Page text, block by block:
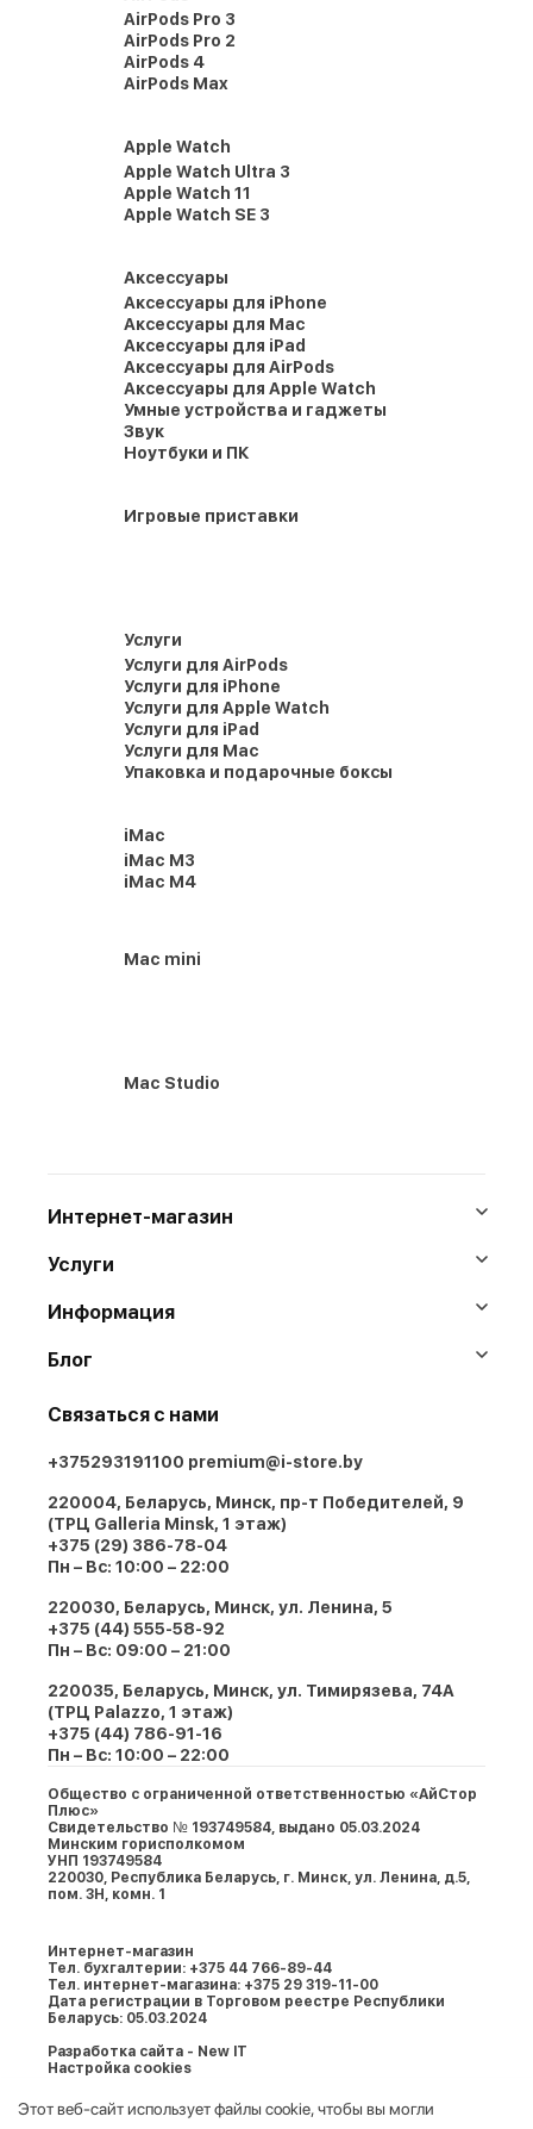
AirPods Pro 3
AirPods Pro 2
AirPods 4
AirPods Max
Apple Watch
Apple Watch Ultra 3
Apple Watch 11
Apple Watch SE 3
Аксессуары
Аксессуары для iPhone
Аксессуары для Mac
Аксессуары для iPad
Аксессуары для AirPods
Аксессуары для Apple Watch
Умные устройства и гаджеты
Звук
Ноутбуки и ПК
Игровые приставки
Услуги
Услуги для AirPods
Услуги для iPhone
Услуги для Apple Watch
Услуги для iPad
Услуги для Mac
Упаковка и подарочные боксы
iMac
iMac M3
iMac M4
Mac mini
Mac Studio
Интернет-магазин
Услуги
Информация
Блог
Связаться с нами
+375293191100 premium@i-store.by
220004, Беларусь, Минск, пр-т Победителей, 9
(ТРЦ Galleria Minsk, 1 этаж)
+375 (29) 386-78-04
Пн – Вс: 10:00 – 22:00
220030, Беларусь, Минск, ул. Ленина, 5
+375 (44) 555-58-92
Пн – Вс: 09:00 – 21:00
220035, Беларусь, Минск, ул. Тимирязева, 74A
(ТРЦ Palazzo, 1 этаж)
+375 (44) 786-91-16
Пн – Вс: 10:00 – 22:00
Общество с ограниченной ответственностью «АйСтор
Плюс»
Свидетельство № 193749584, выдано 05.03.2024
Минским горисполкомом
УНП 193749584
220030, Республика Беларусь, г. Минcк, ул. Ленина, д.5,
пом. 3Н, комн. 1
Интернет-магазин
Тел. бухгалтерии: +375 44 766-89-44
Тел. интернет-магазина: +375 29 319-11-00
Дата регистрации в Торговом реестре Республики
Беларусь: 05.03.2024
Разработка сайта - New IT
Настройка cookies
Этот веб-сайт использует файлы cookie, чтобы вы могли